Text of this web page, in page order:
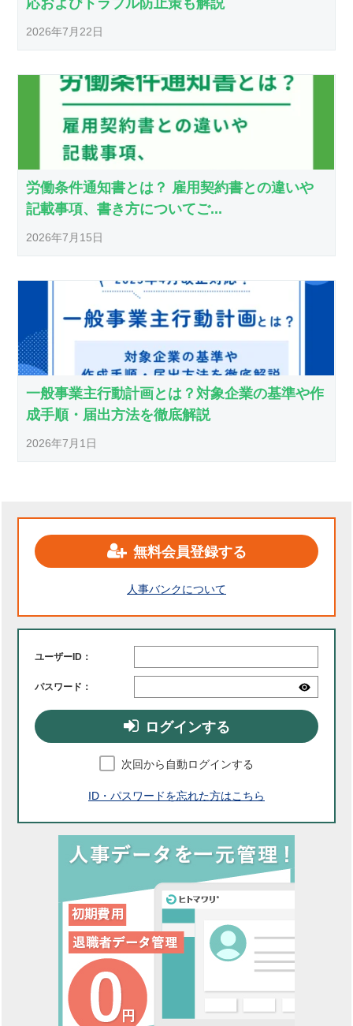
応およびトラブル防止策も解説
2026年7月22日
労働条件通知書とは？ 雇用契約書との違いや
記載事項、書き方についてご...
2026年7月15日
一般事業主行動計画とは？対象企業の基準や作
成手順・届出方法を徹底解説
2026年7月1日
無料会員登録する
人事バンクについて
ユーザーID：
パスワード：
ログインする
次回から自動ログインする
ID・パスワードを忘れた方はこちら